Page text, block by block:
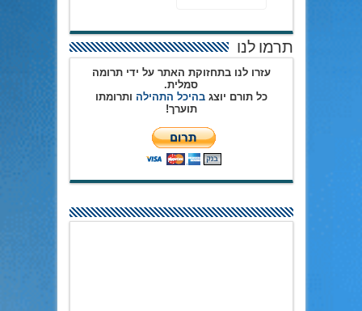
תרמו לנו
עזרו לנו בתחזוקת האתר על ידי תרומה
סמלית.
כל תורם יוצגבהיכל התהילה ותרומתו
תוערך!